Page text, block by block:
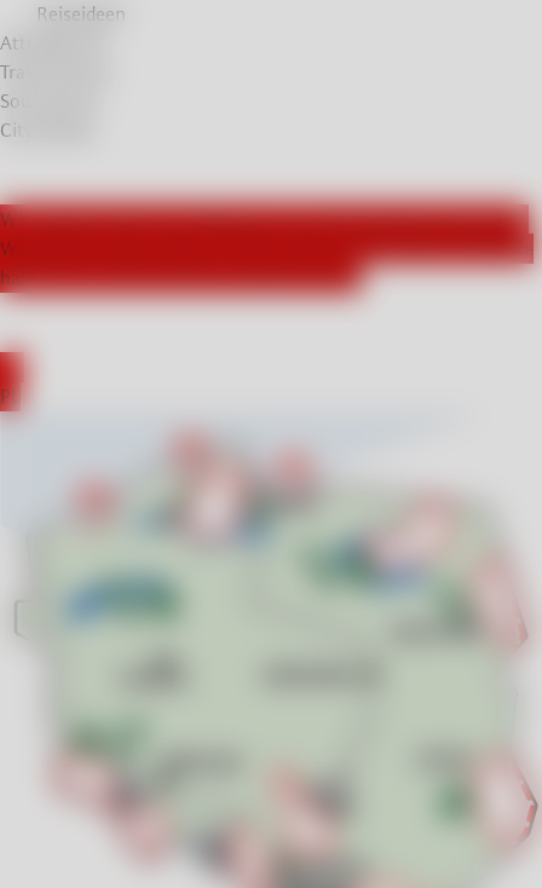
Reiseideen
Attraktionen
Travel Stories
Soul Stories
City Breaks
Wir arbeiten aktiv mit Influencern aus Deutschland zusammen.
Was haben unsere Gäste in Polen besucht und welche Eindrücke
haben sie von ihren Reisen mitgenommen?
EN
PL